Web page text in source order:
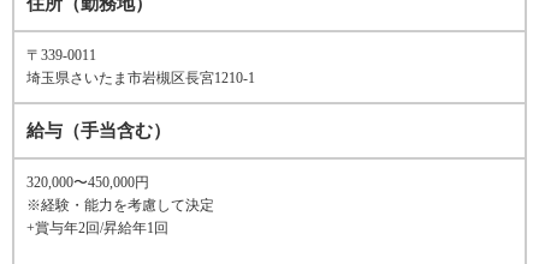
住所（勤務地）
〒339-0011
埼玉県さいたま市岩槻区長宮1210-1
給与（手当含む）
320,000〜450,000円
※経験・能力を考慮して決定
+賞与年2回/昇給年1回